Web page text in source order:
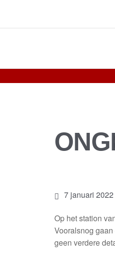
Spoorgroep
7 januari 2022
Op het station
Vooralsnog
geen verdere